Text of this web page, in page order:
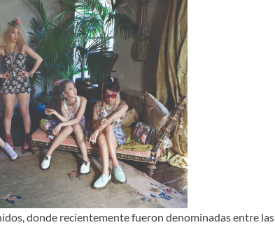
donde recientemente fueron denominadas entre las